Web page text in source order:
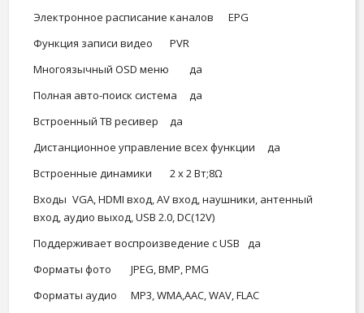
Электронное расписание каналов
EPG
Функция записи видео
PVR
Многоязычный OSD меню
да
Полная авто-поиск система
да
Встроенный ТВ ресивер
да
Дистанционное управление всех функции
да
Встроенные динамики
2 x 2 Вт;8Ω
Входы VGA, HDMI вход, AV вход, наушники, антенный
вход, аудио выход, USB 2.0, DC(12V)
Поддерживает воспроизведение с USB
да
Форматы фото
JPEG, BMP, PMG
Форматы аудио
MP3, WMA,ААС, WAV, FLAC